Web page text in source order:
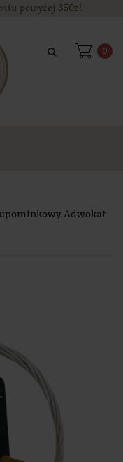
powyżej 350zł
0
Adwokat